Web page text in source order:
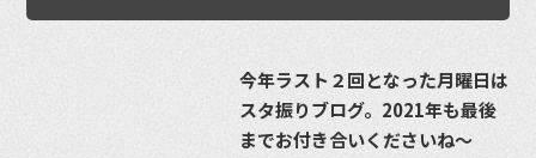
今年ラスト２回となった月曜日は
スタ振りブログ。2021年も最後
までお付き合いくださいね〜